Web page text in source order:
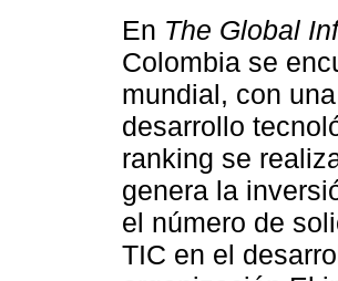
En The Global
Colombia se
mundial, con
desarrollo
ranking se
genera la
el número de
TIC en el